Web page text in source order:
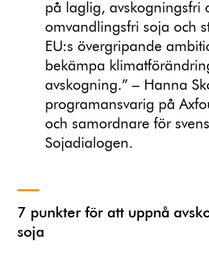
på laglig, avskogningsfri
omvandlingsfri soja och
EU:s övergripande
bekämpa
avskogning.” – Hanna
programansvarig på
och samordnare för
Sojadialogen.
7 punkter för att uppnå
soja